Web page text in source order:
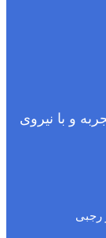
با بیش از 15 سال تجربه و با نیروی